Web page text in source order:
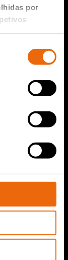
por